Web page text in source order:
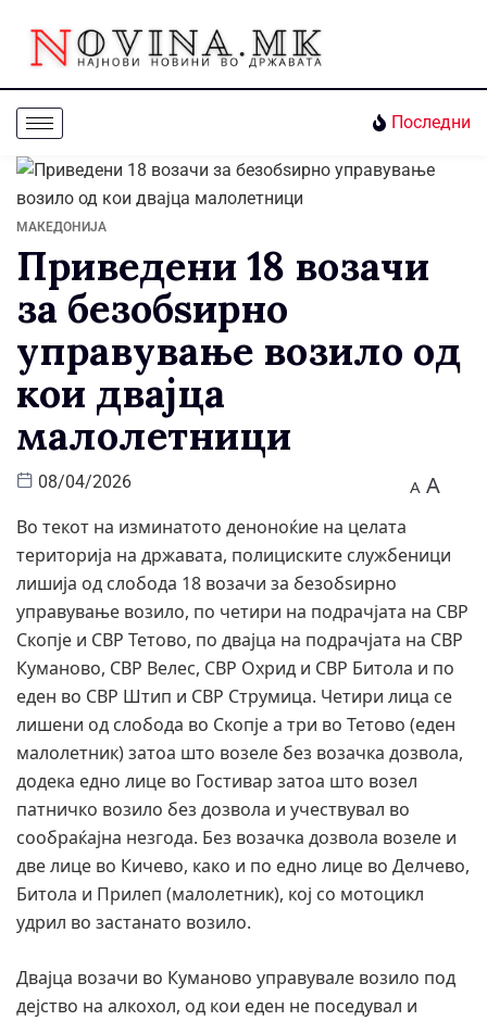
Последни
МАКЕДОНИЈА
Приведени 18 возачи
за безобѕирно
управување возило од
кои двајца
малолетници
08/04/2026 A A
Во текот на изминатото деноноќие на целата
територија на државата, полициските службеници
лишија од слобода 18 возачи за безобѕирно
управување возило, по четири на подрачјата на СВР
Скопје и СВР Тетово, по двајца на подрачјата на СВР
Куманово, СВР Велес, СВР Охрид и СВР Битола и по
еден во СВР Штип и СВР Струмица. Четири лица се
лишени од слобода во Скопје а три во Тетово (еден
малолетник) затоа што возеле без возачка дозвола,
додека едно лице во Гостивар затоа што возел
патничко возило без дозвола и учествувал во
сообраќајна незгода. Без возачка дозвола возеле и
две лице во Кичево, како и по едно лице во Делчево,
Битола и Прилеп (малолетник), кој со мотоцикл
удрил во застанато возило.
Двајца возачи во Куманово управувале возило под
дејство на алкохол, од кои еден не поседувал и